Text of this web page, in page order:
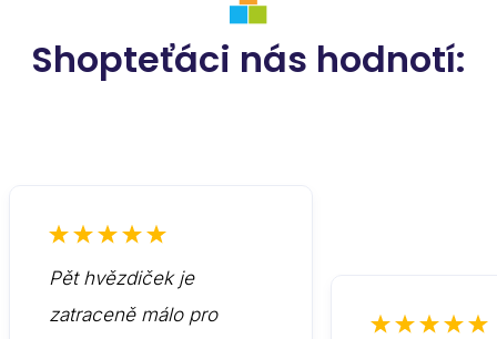
Shopteťáci nás hodnotí:
Pět hvězdiček je
zatraceně málo pro